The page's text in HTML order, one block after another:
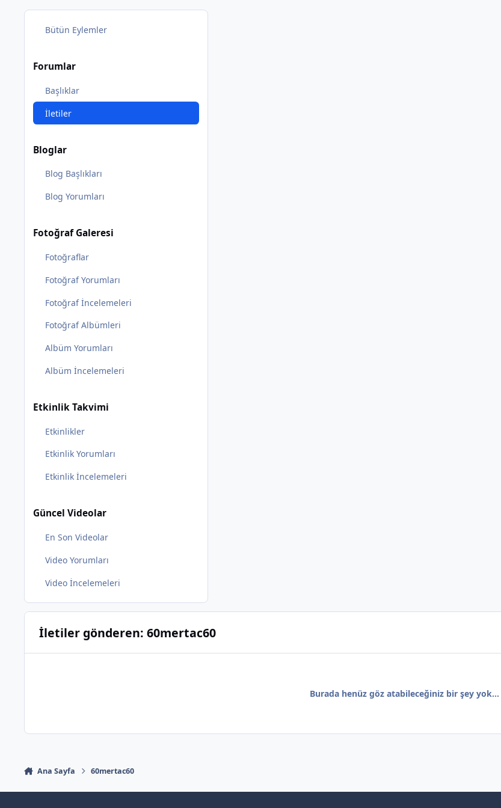
Bütün Eylemler
Forumlar
Başlıklar
İletiler
Bloglar
Blog Başlıkları
Blog Yorumları
Fotoğraf Galeresi
Fotoğraflar
Fotoğraf Yorumları
Fotoğraf İncelemeleri
Fotoğraf Albümleri
Albüm Yorumları
Albüm İncelemeleri
Etkinlik Takvimi
Etkinlikler
Etkinlik Yorumları
Etkinlik İncelemeleri
Güncel Videolar
En Son Videolar
Video Yorumları
Video İncelemeleri
İletiler gönderen: 60mertac60
Burada henüz göz atabileceğiniz bir şey yok...
Ana Sayfa 60mertac60